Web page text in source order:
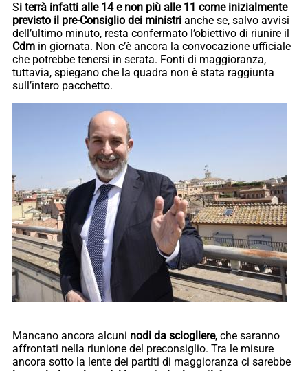
Si terrà infatti alle 14 e non più alle 11 come inizialmente
previsto il pre-Consiglio dei ministri anche se, salvo avvisi
dell’ultimo minuto, resta confermato l’obiettivo di riunire il
Cdm in giornata. Non c’è ancora la convocazione ufficiale
che potrebbe tenersi in serata. Fonti di maggioranza,
tuttavia, spiegano che la quadra non è stata raggiunta
sull’intero pacchetto.
Mancano ancora alcuni nodi da sciogliere, che saranno
affrontati nella riunione del preconsiglio. Tra le misure
ancora sotto la lente dei partiti di maggioranza ci sarebbe